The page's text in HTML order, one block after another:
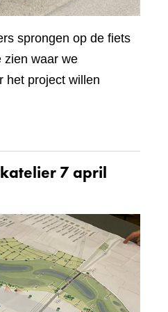
sprongen op de fiets
zien waar we
het project willen
7 april